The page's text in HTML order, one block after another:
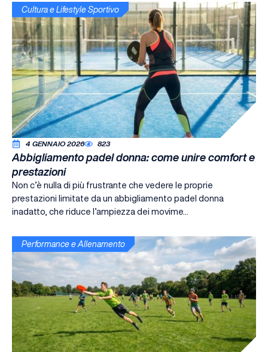
Cultura e Lifestyle Sportivo
4 GENNAIO 2026 823
Abbigliamento padel donna: come unire comfort e
prestazioni
Non c’è nulla di più frustrante che vedere le proprie
prestazioni limitate da un abbigliamento padel donna
inadatto, che riduce l’ampiezza dei movime...
Performance e Allenamento